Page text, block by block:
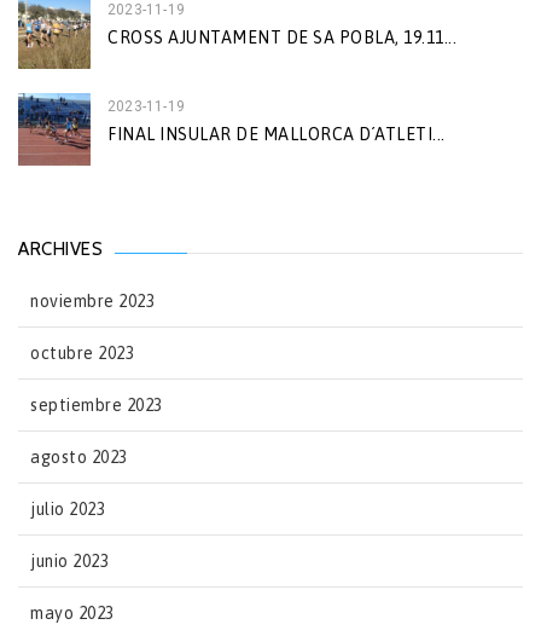
2023-11-19
CROSS AJUNTAMENT DE SA POBLA, 19.11...
2023-11-19
FINAL INSULAR DE MALLORCA D´ATLETI...
ARCHIVES
noviembre 2023
octubre 2023
septiembre 2023
agosto 2023
julio 2023
junio 2023
mayo 2023